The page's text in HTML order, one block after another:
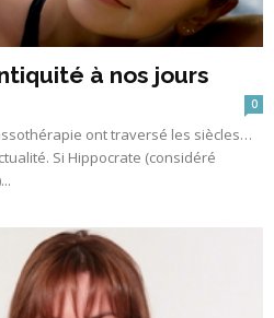
à nos jours
0
ont traversé les siècles…
Si Hippocrate (considéré